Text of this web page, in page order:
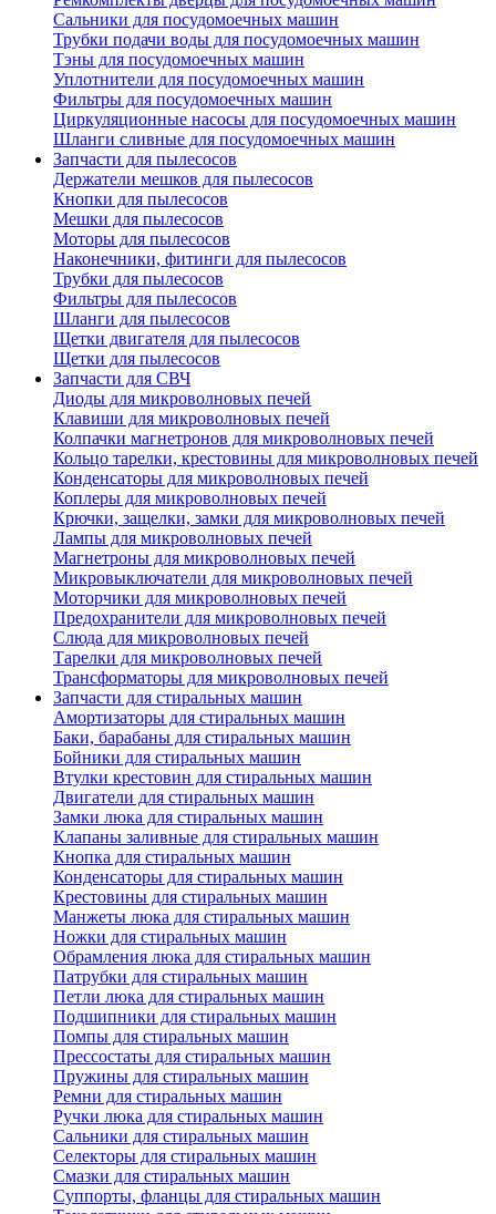
Сальники для посудомоечных машин
Трубки подачи воды для посудомоечных машин
Тэны для посудомоечных машин
Уплотнители для посудомоечных машин
Фильтры для посудомоечных машин
Циркуляционные насосы для посудомоечных машин
Шланги сливные для посудомоечных машин
Запчасти для пылесосов
Держатели мешков для пылесосов
Кнопки для пылесосов
Мешки для пылесосов
Моторы для пылесосов
Наконечники, фитинги для пылесосов
Трубки для пылесосов
Фильтры для пылесосов
Шланги для пылесосов
Щетки двигателя для пылесосов
Щетки для пылесосов
Запчасти для СВЧ
Диоды для микроволновых печей
Клавиши для микроволновых печей
Колпачки магнетронов для микроволновых печей
Кольцо тарелки, крестовины для микроволновых печей
Конденсаторы для микроволновых печей
Коплеры для микроволновых печей
Крючки, защелки, замки для микроволновых печей
Лампы для микроволновых печей
Магнетроны для микроволновых печей
Микровыключатели для микроволновых печей
Моторчики для микроволновых печей
Предохранители для микроволновых печей
Слюда для микроволновых печей
Тарелки для микроволновых печей
Трансформаторы для микроволновых печей
Запчасти для стиральных машин
Амортизаторы для стиральных машин
Баки, барабаны для стиральных машин
Бойники для стиральных машин
Втулки крестовин для стиральных машин
Двигатели для стиральных машин
Замки люка для стиральных машин
Клапаны заливные для стиральных машин
Кнопка для стиральных машин
Конденсаторы для стиральных машин
Крестовины для стиральных машин
Манжеты люка для стиральных машин
Ножки для стиральных машин
Обрамления люка для стиральных машин
Патрубки для стиральных машин
Петли люка для стиральных машин
Подшипники для стиральных машин
Помпы для стиральных машин
Прессостаты для стиральных машин
Пружины для стиральных машин
Ремни для стиральных машин
Ручки люка для стиральных машин
Сальники для стиральных машин
Селекторы для стиральных машин
Смазки для стиральных машин
Суппорты, фланцы для стиральных машин